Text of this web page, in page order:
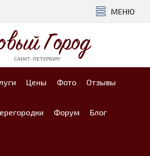
МЕНЮ
Город
САНКТ-ПЕТЕРБУРГ
Цены Фото Отзывы
Форум Блог